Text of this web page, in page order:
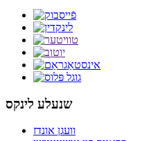
שנעלע לינקס
וועגן אונדז